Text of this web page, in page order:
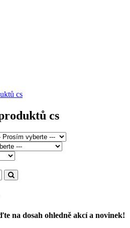
cs
cs
na dosah ohledně akcí a novinek!